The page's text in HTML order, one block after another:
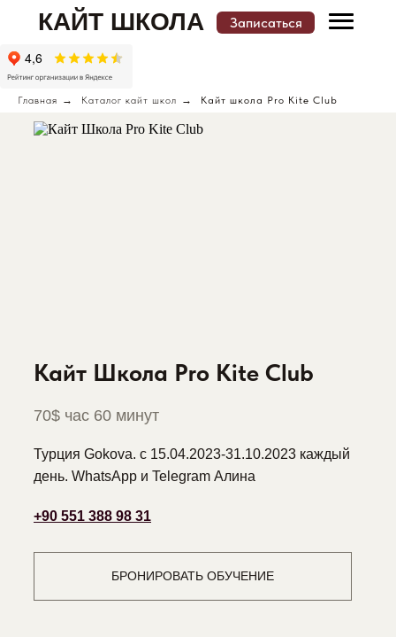
Записаться
КАТАЛОГ КАЙТ ШКОЛ И МЕСТ ОБУЧЕНИЯ
КАЙТ ШКОЛА Записаться
Главная → Каталог кайт школ → Кайт школа Pro Kite Club
Кайт Школа Pro Kite Club
Турция Gokova. с 15.04.2023-31.10.2023 каждый
день. WhatsApp и Telegram Алина
70$ час 60 минут
БРОНИРОВАТЬ ОБУЧЕНИЕ
‪+90 551 388 98 31‬